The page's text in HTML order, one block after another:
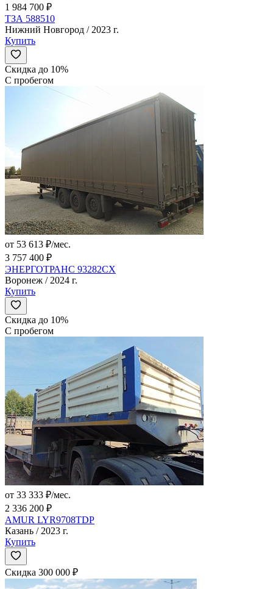
1 984 700 ₽
ТЗА 588510
Нижний Новгород / 2023 г.
Купить
Скидка до 10%
С пробегом
от 53 613 ₽/мес.
3 757 400 ₽
ЭНЕРГОТРАНС 93282СХ
Воронеж / 2024 г.
Купить
Скидка до 10%
С пробегом
от 33 333 ₽/мес.
2 336 200 ₽
AMUR LYR9708TDP
Казань / 2023 г.
Купить
Скидка 300 000 ₽